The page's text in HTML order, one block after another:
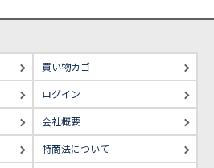
買い物カゴ
ログイン
会社概要
特商法について